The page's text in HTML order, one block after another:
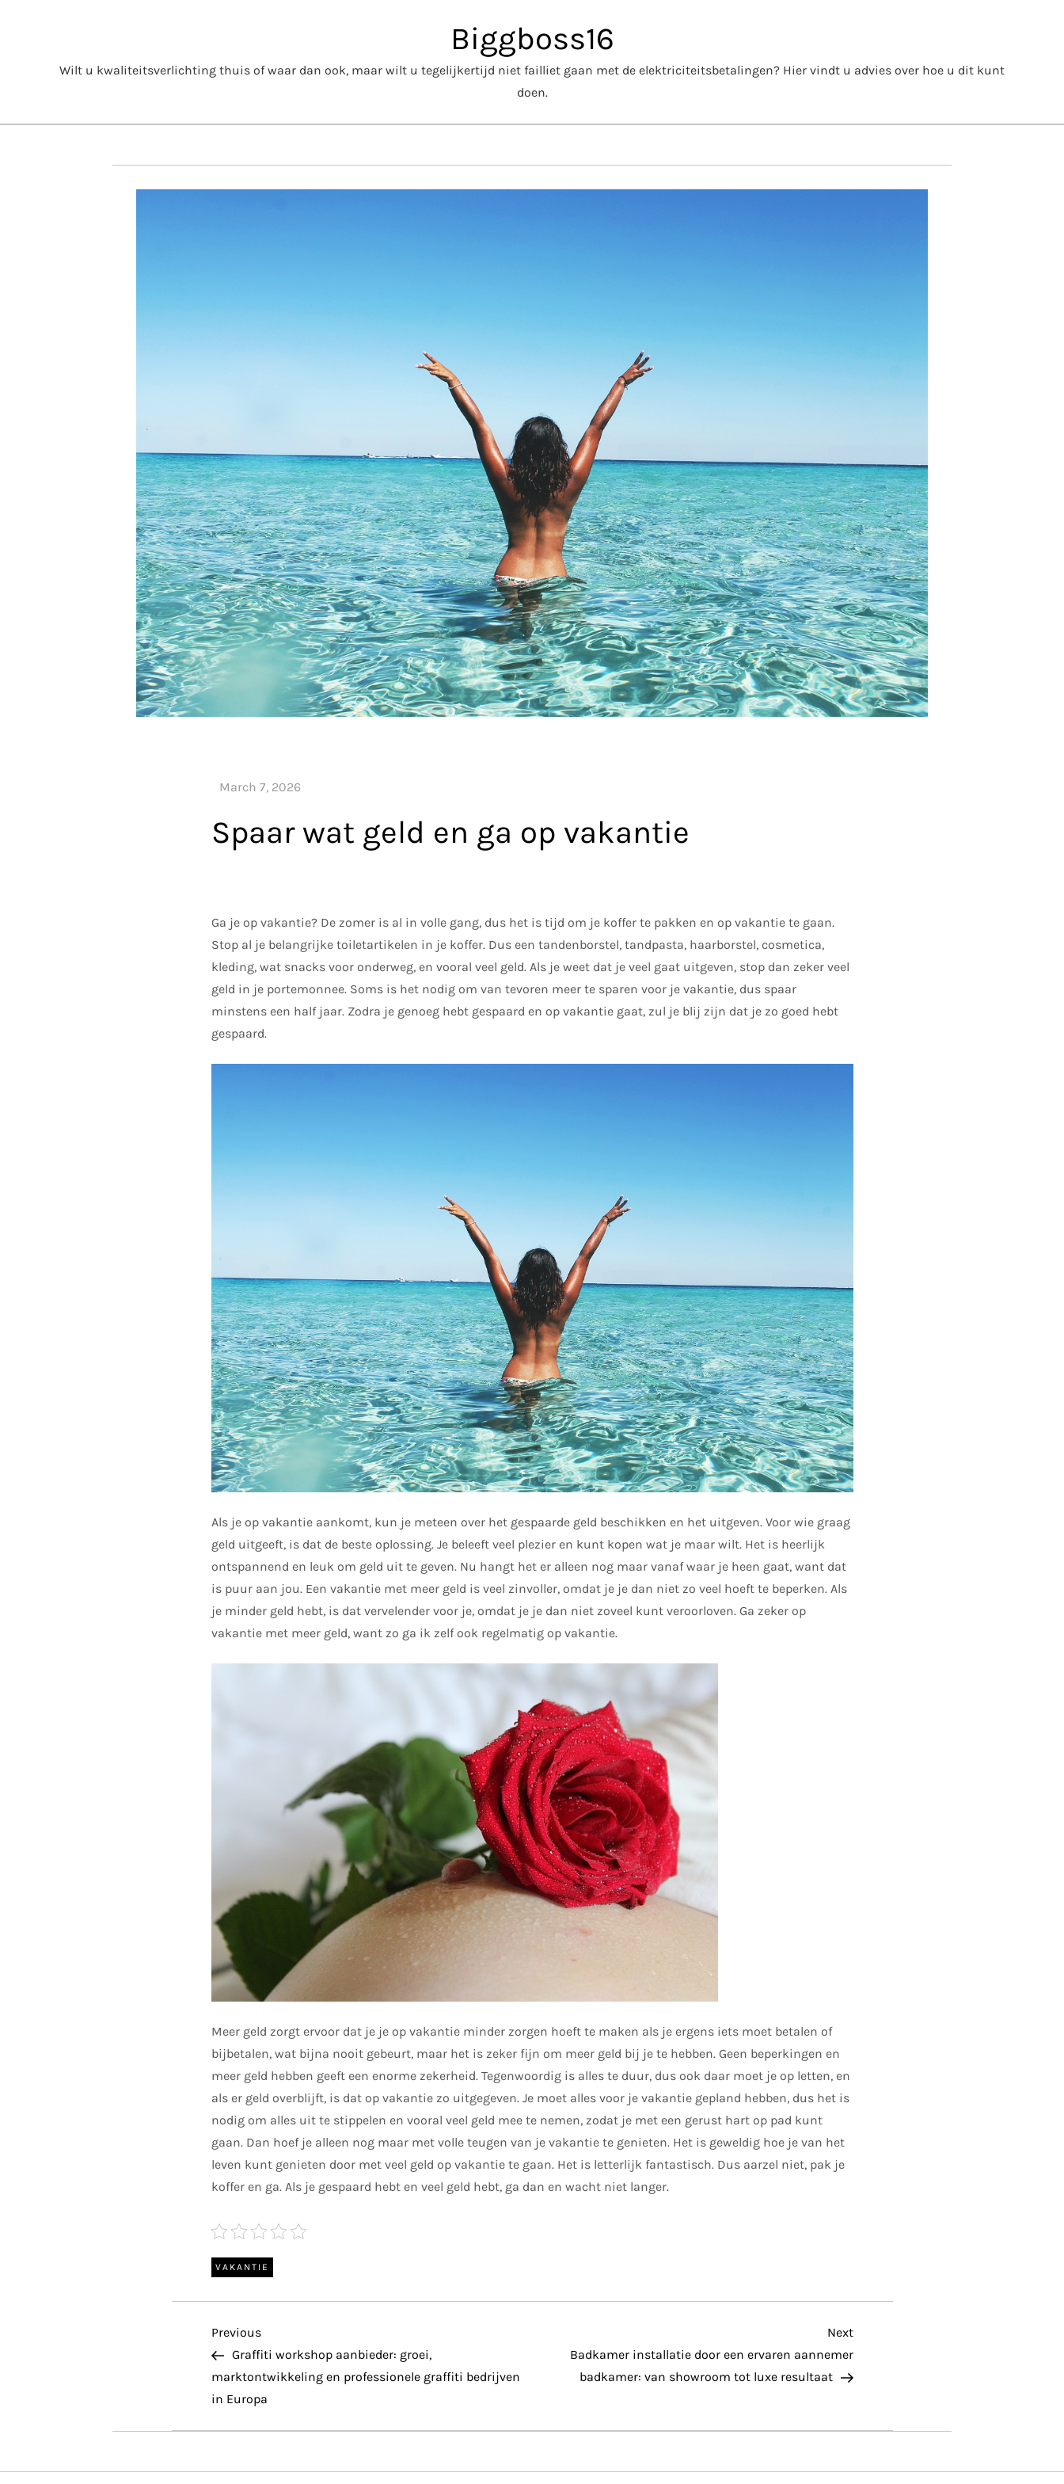
Biggboss16
Wilt u kwaliteitsverlichting thuis of waar dan ook, maar wilt u tegelijkertijd niet failliet gaan met de elektriciteitsbetalingen? Hier vindt u advies over hoe u dit kunt
doen.
Spaar wat geld en ga op vakantie
Ga je op vakantie? De zomer is al in volle gang, dus het is tijd om je koffer te pakken en op vakantie te gaan.
Stop al je belangrijke toiletartikelen in je koffer. Dus een tandenborstel, tandpasta, haarborstel, cosmetica,
kleding, wat snacks voor onderweg, en vooral veel geld. Als je weet dat je veel gaat uitgeven, stop dan zeker veel
geld in je portemonnee. Soms is het nodig om van tevoren meer te sparen voor je vakantie, dus spaar
minstens een half jaar. Zodra je genoeg hebt gespaard en op vakantie gaat, zul je blij zijn dat je zo goed hebt
gespaard.
Als je op vakantie aankomt, kun je meteen over het gespaarde geld beschikken en het uitgeven. Voor wie graag
geld uitgeeft, is dat de beste oplossing. Je beleeft veel plezier en kunt kopen wat je maar wilt. Het is heerlijk
ontspannend en leuk om geld uit te geven. Nu hangt het er alleen nog maar vanaf waar je heen gaat, want dat
is puur aan jou. Een vakantie met meer geld is veel zinvoller, omdat je je dan niet zo veel hoeft te beperken. Als
je minder geld hebt, is dat vervelender voor je, omdat je je dan niet zoveel kunt veroorloven. Ga zeker op
vakantie met meer geld, want zo ga ik zelf ook regelmatig op vakantie.
Meer geld zorgt ervoor dat je je op vakantie minder zorgen hoeft te maken als je ergens iets moet betalen of
bijbetalen, wat bijna nooit gebeurt, maar het is zeker fijn om meer geld bij je te hebben. Geen beperkingen en
meer geld hebben geeft een enorme zekerheid. Tegenwoordig is alles te duur, dus ook daar moet je op letten, en
als er geld overblijft, is dat op vakantie zo uitgegeven. Je moet alles voor je vakantie gepland hebben, dus het is
nodig om alles uit te stippelen en vooral veel geld mee te nemen, zodat je met een gerust hart op pad kunt
gaan. Dan hoef je alleen nog maar met volle teugen van je vakantie te genieten. Het is geweldig hoe je van het
leven kunt genieten door met veel geld op vakantie te gaan. Het is letterlijk fantastisch. Dus aarzel niet, pak je
koffer en ga. Als je gespaard hebt en veel geld hebt, ga dan en wacht niet langer.
VAKANTIE
P
o
s
Previous
Post
Previous
Graffiti workshop aanbieder: groei,
marktontwikkeling en professionele graffiti bedrijven
in Europa
Next
Post
Next
Badkamer installatie door een ervaren aannemer
badkamer: van showroom tot luxe resultaat